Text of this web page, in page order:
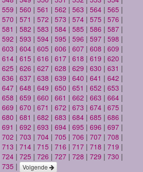
559 | 560 | 561 | 562 | 563 | 564 | 565 |
570 | 571 | 572 | 573 | 574 | 575 | 576 |
581 | 582 | 583 | 584 | 585 | 586 | 587 |
592 | 593 | 594 | 595 | 596 | 597 | 598 |
603 | 604 | 605 | 606 | 607 | 608 | 609 |
614 | 615 | 616 | 617 | 618 | 619 | 620 |
625 | 626 | 627 | 628 | 629 | 630 | 631 |
636 | 637 | 638 | 639 | 640 | 641 | 642 |
647 | 648 | 649 | 650 | 651 | 652 | 653 |
658 | 659 | 660 | 661 | 662 | 663 | 664 |
669 | 670 | 671 | 672 | 673 | 674 | 675 |
680 | 681 | 682 | 683 | 684 | 685 | 686 |
691 | 692 | 693 | 694 | 695 | 696 | 697 |
702 | 703 | 704 | 705 | 706 | 707 | 708 |
713 | 714 | 715 | 716 | 717 | 718 | 719 |
724 | 725 | 726 | 727 | 728 | 729 | 730 |
735 | Volgende